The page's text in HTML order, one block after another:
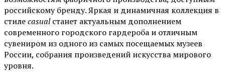
российскому бренду. Яркая и динамичная коллекция в
стилеcasualстанет актуальным дополнением
современного городского гардероба и отличным
сувениром из одного из самых посещаемых музеев
России, собрания произведений искусства мирового
уровня.